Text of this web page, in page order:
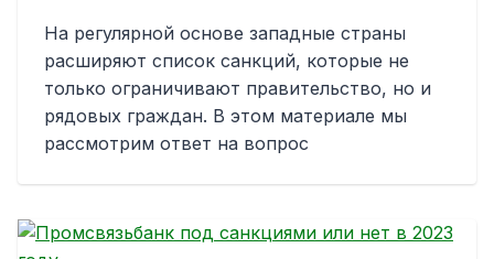
На регулярной основе западные страны
расширяют список санкций, которые не
только ограничивают правительство, но и
рядовых граждан. В этом материале мы
рассмотрим ответ на вопрос